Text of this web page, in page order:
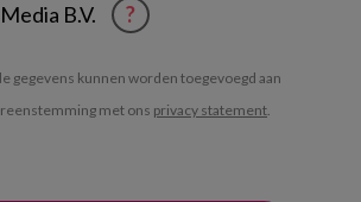
B.V.
?
gegevens kunnen worden toegevoegd aan
met ons privacy statement.